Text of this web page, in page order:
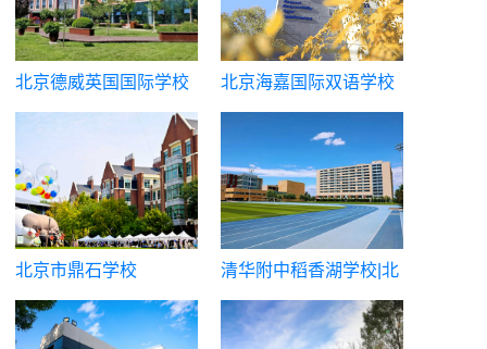
北京德威英国国际学校 北京海嘉国际双语学校
北京市鼎石学校
清华附中稻香湖学校|北
京市海淀区稻香湖学校